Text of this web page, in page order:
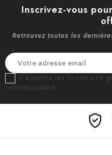
Inscrivez-vous
Retrouvez toutes les
J'accepte les conditions
confidentialité